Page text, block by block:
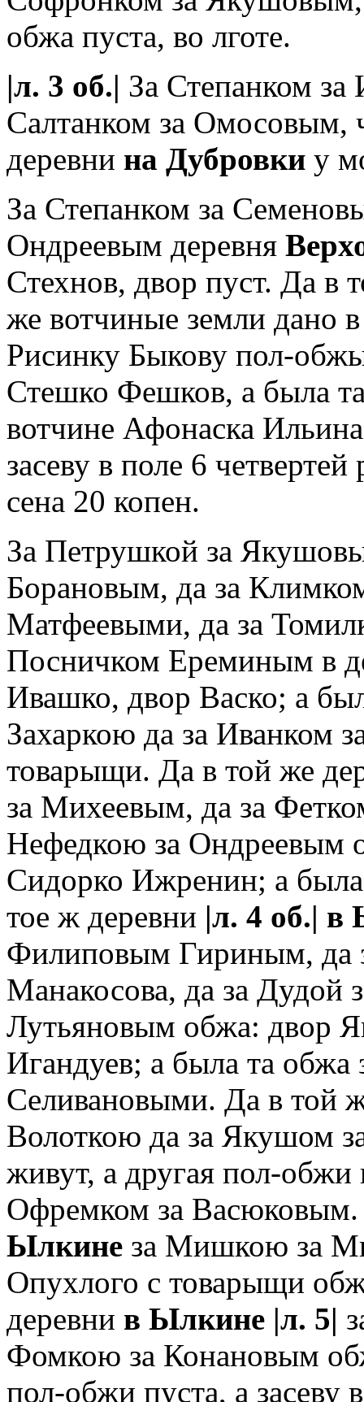
обжа пуста, во лготе.
|л. 3 об.| За Степанком
Салтанком за Омосовым,
деревни на Дубровки у
За Степанком за
Ондреевым деревня
Стехнов, двор пуст. Да в
же вотчиные земли дано
Рисинку Быкову пол-
Стешко Фешков, а была
вотчине Афонаска
засеву в поле 6
сена 20 копен.
За Петрушкой за
Борановым, да за
Матфеевыми, да за
Посничком Ереминым в
Ивашко, двор Васко; а
Захаркою да за Иванком
товарыщи. Да в той же
за Михеевым, да за
Нефедкою за Ондреевым
Сидорко Ижренин; а
тое ж деревни |л. 4 об.| в
Филиповым Гириным,
Манакосова, да за Дудой
Лутьяновым обжа: двор
Игандуев; а была та
Селивановыми. Да в той
Волоткою да за Якушом
живут, а другая пол-обжи
Офремком за
Ылкине за Мишкою за
Опухлого с товарыщи
деревни в Ылкине |л. 5|
Фомкою за Конановым
пол-обжи пуста, а засеву